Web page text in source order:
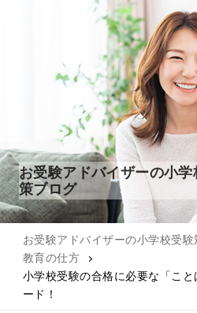
キ
ッ
プ
お受験アドバイザーの小学
策ブログ
検索:
お受験アドバイザーの小学校受
教育の仕方
小学校受験の合格に必要な「こ
ード！